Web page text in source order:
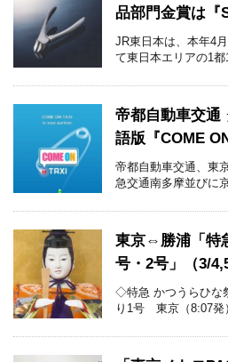
品部門金賞は『
JR東日本は、本年4
て東日本エリアの1
帝都自動車交通
語版『COME
帝都自動車交通、東
急交通南多摩並びに
東京⇔勝浦「特
号・2号」（3/4,5
◇特急 かつうらひな
り1号 東京（8:07